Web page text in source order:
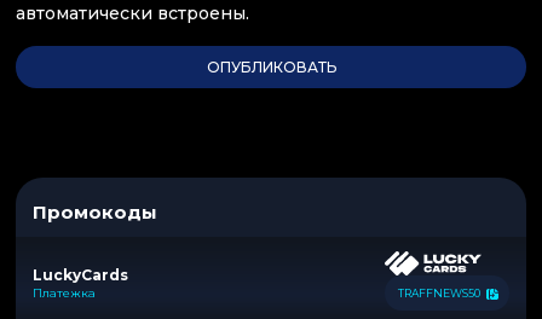
автоматически встроены.
Промокоды
LuckyCards
Платежка TRAFFNEWS50